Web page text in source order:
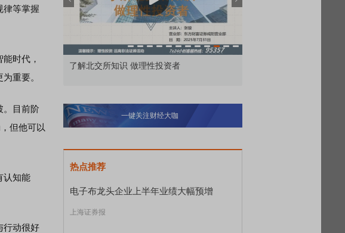
律等掌握
时代，
重要。
目前阶
但他可以
认知能
行动很好
资者 市价委托那么多种，究竟怎么用？
一键关注财经大咖
热点推荐
电子布龙头企业上半年业绩大幅预增
上海证券报